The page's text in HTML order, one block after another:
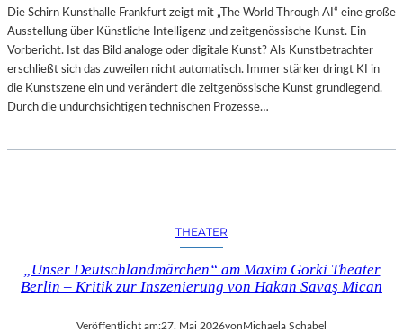
Die Schirn Kunsthalle Frankfurt zeigt mit „The World Through AI“ eine große
Ausstellung über Künstliche Intelligenz und zeitgenössische Kunst. Ein
Vorbericht. Ist das Bild analoge oder digitale Kunst? Als Kunstbetrachter
erschließt sich das zuweilen nicht automatisch. Immer stärker dringt KI in
die Kunstszene ein und verändert die zeitgenössische Kunst grundlegend.
Durch die undurchsichtigen technischen Prozesse…
THEATER
„Unser Deutschlandmärchen“ am Maxim Gorki Theater
Berlin – Kritik zur Inszenierung von Hakan Savaş Mican
Veröffentlicht am:27. Mai 2026vonMichaela Schabel